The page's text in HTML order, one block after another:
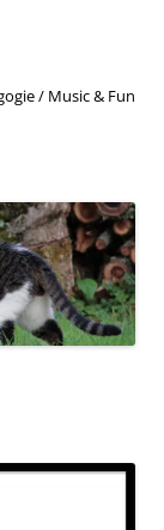
/ Music & Fun